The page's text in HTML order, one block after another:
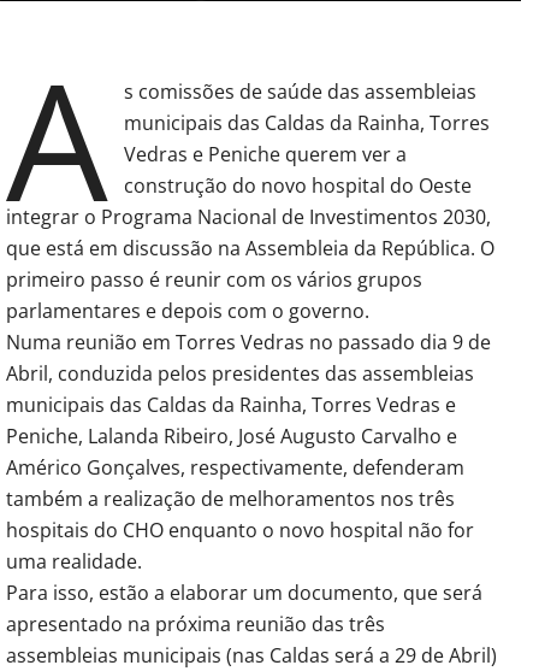
A
s comissões de saúde das assembleias
municipais das Caldas da Rainha, Torres
Vedras e Peniche querem ver a
construção do novo hospital do Oeste
integrar o Programa Nacional de Investimentos 2030,
que está em discussão na Assembleia da República. O
primeiro passo é reunir com os vários grupos
parlamentares e depois com o governo.
Numa reunião em Torres Vedras no passado dia 9 de
Abril, conduzida pelos presidentes das assembleias
municipais das Caldas da Rainha, Torres Vedras e
Peniche, Lalanda Ribeiro, José Augusto Carvalho e
Américo Gonçalves, respectivamente, defenderam
também a realização de melhoramentos nos três
hospitais do CHO enquanto o novo hospital não for
uma realidade.
Para isso, estão a elaborar um documento, que será
apresentado na próxima reunião das três
assembleias municipais (nas Caldas será a 29 de Abril)